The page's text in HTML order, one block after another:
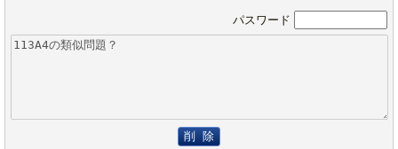
パスワード
削 除